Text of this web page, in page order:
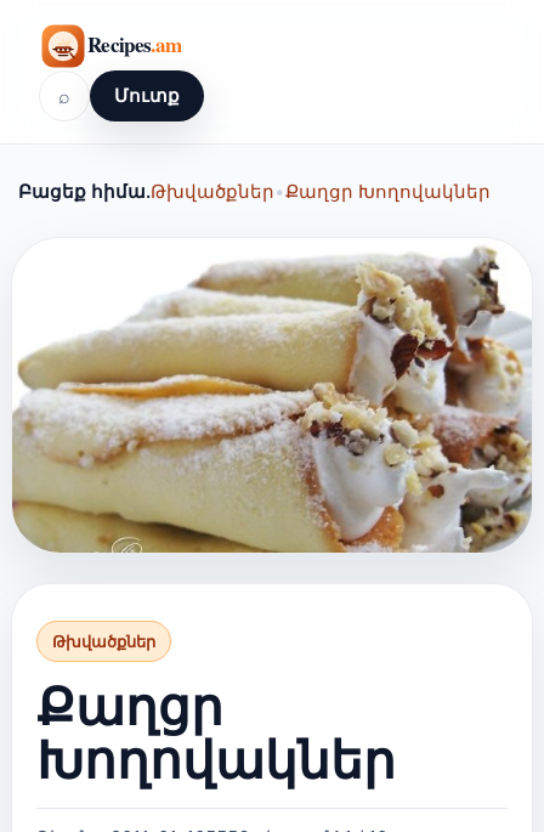
⌕ Մուտք
Բացեք հիմա.Թխվածքներ•Քաղցր Խողովակներ
Թխվածքներ
Քաղցր
Խողովակներ